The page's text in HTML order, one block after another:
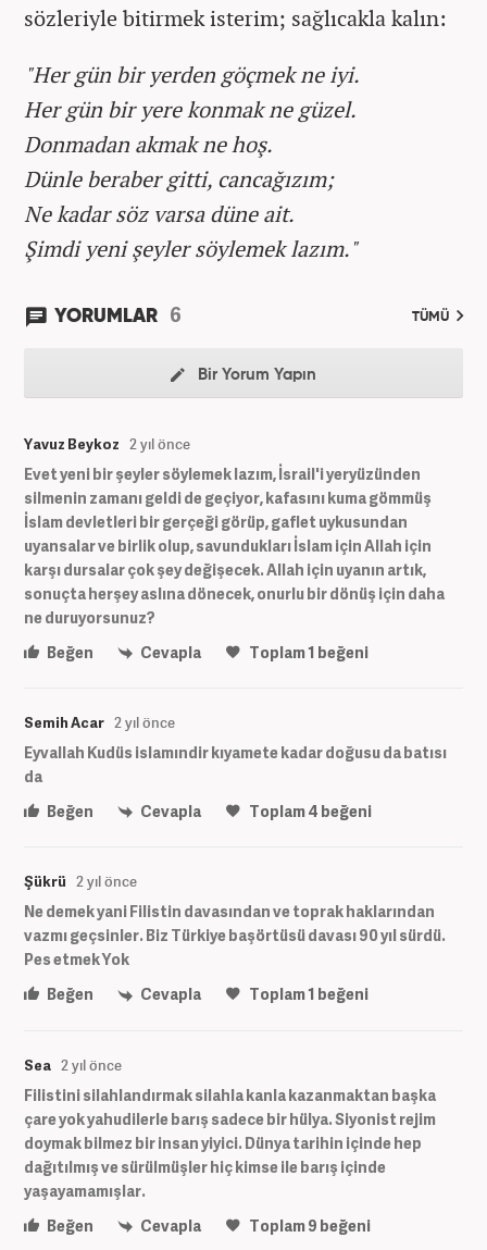
sözleriyle bitirmek isterim; sağlıcakla kalın:
"Her gün bir yerden göçmek ne iyi.
Her gün bir yere konmak ne güzel.
Donmadan akmak ne hoş.
Dünle beraber gitti, cancağızım;
Ne kadar söz varsa düne ait.
Şimdi yeni şeyler söylemek lazım."
YORUMLAR 6 TÜMÜ
Bir Yorum Yapın
Yavuz Beykoz 2 yıl önce
Evet yeni bir şeyler söylemek lazım, İsrail'i yeryüzünden
silmenin zamanı geldi de geçiyor, kafasını kuma gömmüş
İslam devletleri bir gerçeği görüp, gaflet uykusundan
uyansalar ve birlik olup, savundukları İslam için Allah için
karşı dursalar çok şey değişecek. Allah için uyanın artık,
sonuçta herşey aslına dönecek, onurlu bir dönüş için daha
ne duruyorsunuz?
Beğen
Cevapla Toplam1 beğeni
Semih Acar 2 yıl önce
Eyvallah Kudüs islamındir kıyamete kadar doğusu da batısı
da
Beğen
Cevapla Toplam4 beğeni
Şükrü 2 yıl önce
Ne demek yani Filistin davasından ve toprak haklarından
vazmı geçsinler. Biz Türkiye başörtüsü davası 90 yıl sürdü.
Pes etmek Yok
Beğen
Cevapla Toplam1 beğeni
Sea 2 yıl önce
Filistini silahlandırmak silahla kanla kazanmaktan başka
çare yok yahudilerle barış sadece bir hülya. Siyonist rejim
doymak bilmez bir insan yiyici. Dünya tarihin içinde hep
dağıtılmış ve sürülmüşler hiç kimse ile barış içinde
yaşayamamışlar.
Beğen
Cevapla Toplam9 beğeni